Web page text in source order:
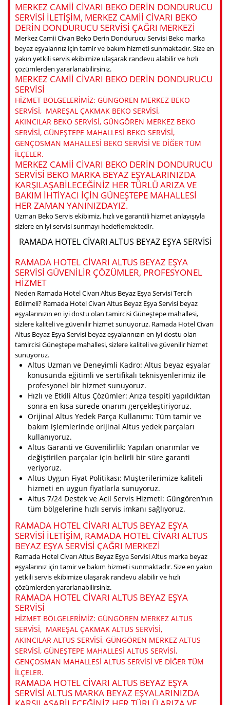
MERKEZ CAMII CIVARI BEKO DERIN DONDURUCU
SERVISI ILETIŞIM, MERKEZ CAMII CIVARI BEKO
DERIN DONDURUCU SERVISI ÇAĞRI MERKEZI
Merkez Camii Civarı Beko Derin Dondurucu Servisi Beko marka
beyaz eşyalarınız için tamir ve bakım hizmeti sunmaktadır. Size en
yakın yetkili servis ekibimize ulaşarak randevu alabilir ve hızlı
çözümlerden yararlanabilirsiniz.
MERKEZ CAMII CIVARI BEKO DERIN DONDURUCU
SERVISI
HIZMET BÖLGELERIMIZ: GÜNGÖREN MERKEZ BEKO
SERVISI, MAREŞAL ÇAKMAK BEKO SERVISI,
AKINCILAR BEKO SERVISI, GÜNGÖREN MERKEZ BEKO
SERVISI, GÜNEŞTEPE MAHALLESI BEKO SERVISI,
GENÇOSMAN MAHALLESI BEKO SERVISI VE DIĞER TÜM
ILÇELER.
MERKEZ CAMII CIVARI BEKO DERIN DONDURUCU
SERVISI BEKO MARKA BEYAZ EŞYALARINIZDA
KARŞILAŞABILECEĞINIZ HER TÜRLÜ ARIZA VE
BAKIM IHTIYACI IÇIN GÜNEŞTEPE MAHALLESI
HER ZAMAN YANINIZDAYIZ.
Uzman Beko Servis ekibimiz, hızlı ve garantili hizmet anlayışıyla
sizlere en iyi servisi sunmayı hedeflemektedir.
RAMADA HOTEL CIVARI ALTUS BEYAZ EŞYA SERVISI
RAMADA HOTEL CIVARI ALTUS BEYAZ EŞYA
SERVISI GÜVENILIR ÇÖZÜMLER, PROFESYONEL
HIZMET
Neden Ramada Hotel Civarı Altus Beyaz Eşya Servisi Tercih
Edilmeli? Ramada Hotel Civarı Altus Beyaz Eşya Servisi beyaz
eşyalarınızın en iyi dostu olan tamircisi Güneştepe mahallesi,
sizlere kaliteli ve güvenilir hizmet sunuyoruz. Ramada Hotel Civarı
Altus Beyaz Eşya Servisi beyaz eşyalarınızın en iyi dostu olan
tamircisi Güneştepe mahallesi, sizlere kaliteli ve güvenilir hizmet
sunuyoruz.
Altus Uzman ve Deneyimli Kadro: Altus beyaz eşyalar
konusunda eğitimli ve sertifikalı teknisyenlerimiz ile
profesyonel bir hizmet sunuyoruz.
Hızlı ve Etkili Altus Çözümler: Arıza tespiti yapıldıktan
sonra en kısa sürede onarım gerçekleştiriyoruz.
Orijinal Altus Yedek Parça Kullanımı: Tüm tamir ve
bakım işlemlerinde orijinal Altus yedek parçaları
kullanıyoruz.
Altus Garanti ve Güvenilirlik: Yapılan onarımlar ve
değiştirilen parçalar için belirli bir süre garanti
veriyoruz.
Altus Uygun Fiyat Politikası: Müşterilerimize kaliteli
hizmeti en uygun fiyatlarla sunuyoruz.
Altus 7/24 Destek ve Acil Servis Hizmeti: Güngören’nın
tüm bölgelerine hızlı servis imkanı sağlıyoruz.
RAMADA HOTEL CIVARI ALTUS BEYAZ EŞYA
SERVISI ILETIŞIM, RAMADA HOTEL CIVARI ALTUS
BEYAZ EŞYA SERVISI ÇAĞRI MERKEZI
Ramada Hotel Civarı Altus Beyaz Eşya Servisi Altus marka beyaz
eşyalarınız için tamir ve bakım hizmeti sunmaktadır. Size en yakın
yetkili servis ekibimize ulaşarak randevu alabilir ve hızlı
çözümlerden yararlanabilirsiniz.
RAMADA HOTEL CIVARI ALTUS BEYAZ EŞYA
SERVISI
HIZMET BÖLGELERIMIZ: GÜNGÖREN MERKEZ ALTUS
SERVISI, MAREŞAL ÇAKMAK ALTUS SERVISI,
AKINCILAR ALTUS SERVISI, GÜNGÖREN MERKEZ ALTUS
SERVISI, GÜNEŞTEPE MAHALLESI ALTUS SERVISI,
GENÇOSMAN MAHALLESI ALTUS SERVISI VE DIĞER TÜM
ILÇELER.
RAMADA HOTEL CIVARI ALTUS BEYAZ EŞYA
SERVISI ALTUS MARKA BEYAZ EŞYALARINIZDA